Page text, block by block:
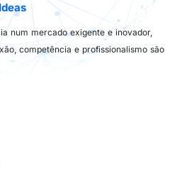
num mercado exigente e inovador,
competência e profissionalismo são